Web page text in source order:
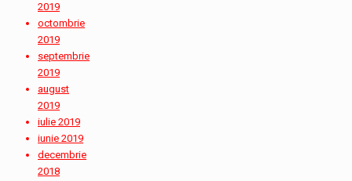
2019
octombrie
2019
septembrie
2019
august
2019
iulie 2019
iunie 2019
decembrie
2018